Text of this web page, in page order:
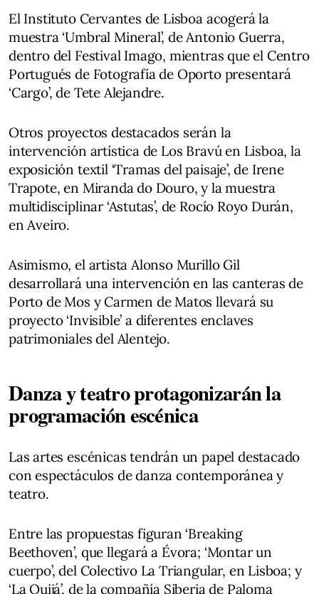
El Instituto Cervantes de Lisboa acogerá la
muestra ‘Umbral Mineral’, de Antonio Guerra,
dentro del Festival Imago, mientras que el Centro
Portugués de Fotografía de Oporto presentará
‘Cargo’, de Tete Alejandre.
Otros proyectos destacados serán la
intervención artística de Los Bravú en Lisboa, la
exposición textil ‘Tramas del paisaje’, de Irene
Trapote, en Miranda do Douro, y la muestra
multidisciplinar ‘Astutas’, de Rocío Royo Durán,
en Aveiro.
Asimismo, el artista Alonso Murillo Gil
desarrollará una intervención en las canteras de
Porto de Mos y Carmen de Matos llevará su
proyecto ‘Invisible’ a diferentes enclaves
patrimoniales del Alentejo.
Danza y teatro protagonizarán la
programación escénica
Las artes escénicas tendrán un papel destacado
con espectáculos de danza contemporánea y
teatro.
Entre las propuestas figuran ‘Breaking
Beethoven’, que llegará a Évora; ‘Montar un
cuerpo’, del Colectivo La Triangular, en Lisboa; y
‘La Quijá’, de la compañía Siberia de Paloma